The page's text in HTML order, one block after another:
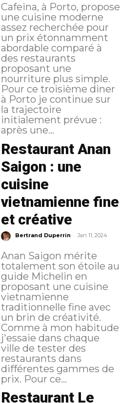
Cafeina, à Porto, propose
une cuisine moderne
assez recherchée pour
un prix étonnamment
abordable comparé à
des restaurants
proposant une
nourriture plus simple.
Pour ce troisième diner
à Porto je continue sur
la trajectoire
initialement prévue :
après une...
Restaurant Anan
Saigon : une
cuisine
vietnamienne fine
et créative
Bertrand Duperrin - Jan 11, 2024
Anan Saigon mérite
totalement son étoile au
guide Michelin en
proposant une cuisine
vietnamienne
traditionnelle fine avec
un brin de créativité.
Comme à mon habitude
j'essaie dans chaque
ville de tester des
restaurants dans
différentes gammes de
prix. Pour ce...
Restaurant Le